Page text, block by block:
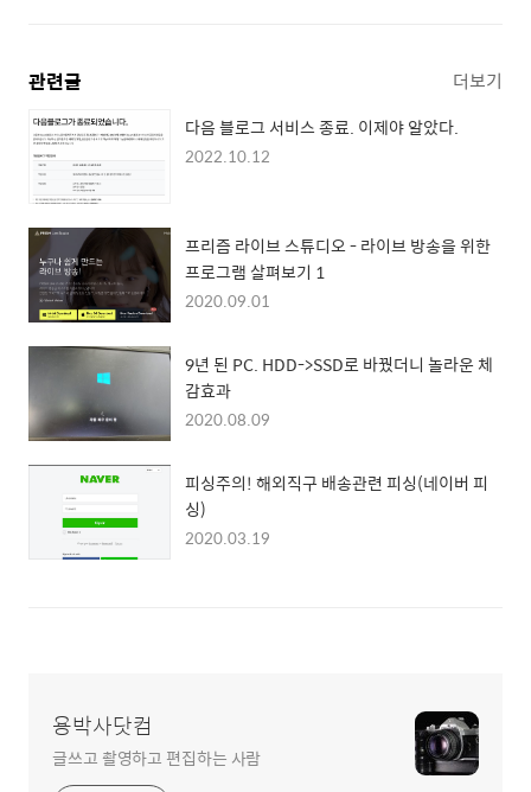
관련글 더보기
다음 블로그 서비스 종료. 이제야 알았다.
2022.10.12
프리즘 라이브 스튜디오 - 라이브 방송을 위한
프로그램 살펴보기 1
2020.09.01
9년 된 PC. HDD->SSD로 바꿨더니 놀라운 체
감효과
2020.08.09
피싱주의! 해외직구 배송관련 피싱(네이버 피
싱)
2020.03.19
용박사닷컴
글쓰고 촬영하고 편집하는 사람